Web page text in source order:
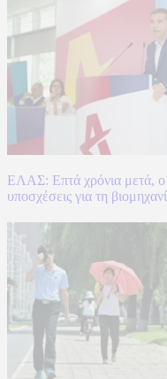
ΕΛΑΣ: Επτά χρόνια μετά, ο
υποσχέσεις για τη